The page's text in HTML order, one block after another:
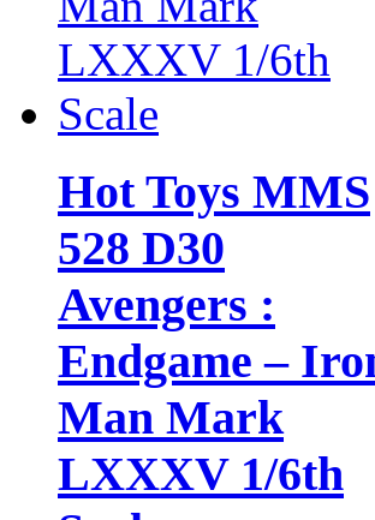
Hot Toys MMS
528 D30
Avengers :
Endgame –
Man Mark
LXXXV 1/6th